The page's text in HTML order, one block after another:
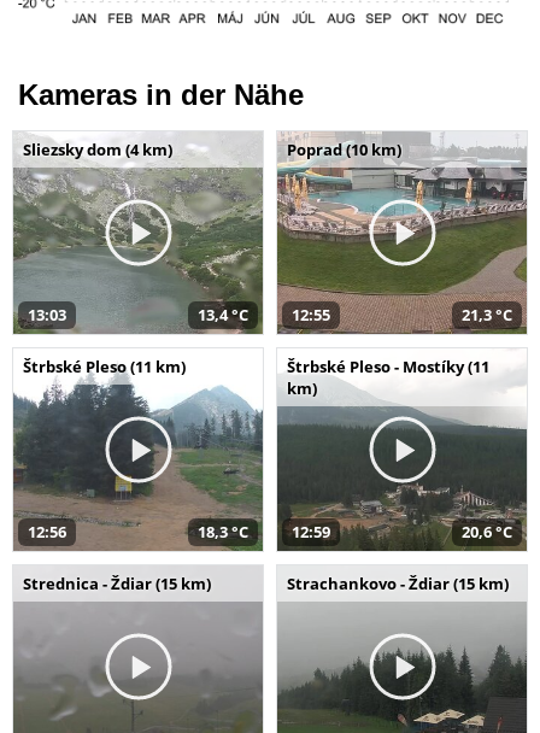
Kameras in der Nähe
Sliezsky dom (4 km)
13:03 13,4 °C
Poprad (10 km)
12:55 21,3 °C
Štrbské Pleso (11 km)
12:56 18,3 °C
Štrbské Pleso - Mostíky (11
km)
12:59 20,6 °C
Strednica - Ždiar (15 km) Strachankovo - Ždiar (15 km)